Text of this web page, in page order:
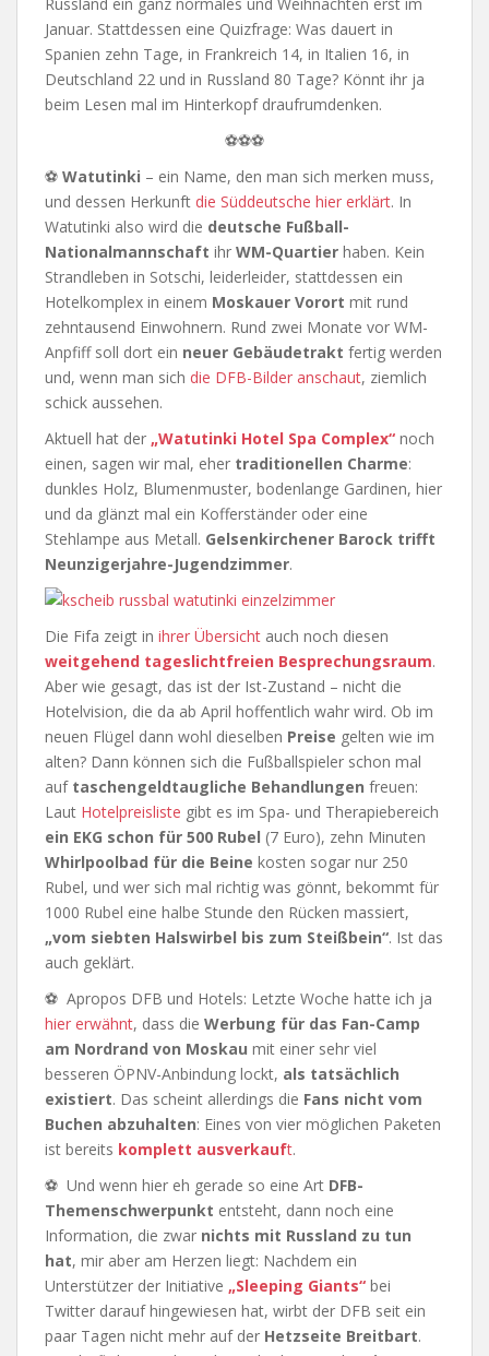
Januar. Stattdessen eine Quizfrage: Was dauert in
Spanien zehn Tage, in Frankreich 14, in Italien 16, in
Deutschland 22 und in Russland 80 Tage? Könnt ihr ja
beim Lesen mal im Hinterkopf draufrumdenken.
⚽⚽⚽
⚽ Watutinki – ein Name, den man sich merken muss,
und dessen Herkunft die Süddeutsche hier erklärt. In
Watutinki also wird die deutsche Fußball-
Nationalmannschaft ihr WM-Quartier haben. Kein
Strandleben in Sotschi, leiderleider, stattdessen ein
Hotelkomplex in einem Moskauer Vorort mit rund
zehntausend Einwohnern. Rund zwei Monate vor WM-
Anpfiff soll dort ein neuer Gebäudetrakt fertig werden
und, wenn man sich die DFB-Bilder anschaut, ziemlich
schick aussehen.
Aktuell hat der „Watutinki Hotel Spa Complex“ noch
einen, sagen wir mal, eher traditionellen Charme:
dunkles Holz, Blumenmuster, bodenlange Gardinen, hier
und da glänzt mal ein Kofferständer oder eine
Stehlampe aus Metall. Gelsenkirchener Barock trifft
Neunzigerjahre-Jugendzimmer.
Die Fifa zeigt in ihrer Übersicht auch noch diesen
weitgehend tageslichtfreien Besprechungsraum.
Aber wie gesagt, das ist der Ist-Zustand – nicht die
Hotelvision, die da ab April hoffentlich wahr wird. Ob im
neuen Flügel dann wohl dieselben Preise gelten wie im
alten? Dann können sich die Fußballspieler schon mal
auf taschengeldtaugliche Behandlungen freuen:
Laut Hotelpreisliste gibt es im Spa- und Therapiebereich
ein EKG schon für 500 Rubel (7 Euro), zehn Minuten
Whirlpoolbad für die Beine kosten sogar nur 250
Rubel, und wer sich mal richtig was gönnt, bekommt für
1000 Rubel eine halbe Stunde den Rücken massiert,
„vom siebten Halswirbel bis zum Steißbein“. Ist das
auch geklärt.
⚽ Apropos DFB und Hotels: Letzte Woche hatte ich ja
hier erwähnt, dass die Werbung für das Fan-Camp
am Nordrand von Moskau mit einer sehr viel
besseren ÖPNV-Anbindung lockt, als tatsächlich
existiert. Das scheint allerdings die Fans nicht vom
Buchen abzuhalten: Eines von vier möglichen Paketen
ist bereits komplett ausverkauft.
⚽ Und wenn hier eh gerade so eine Art DFB-
Themenschwerpunkt entsteht, dann noch eine
Information, die zwar nichts mit Russland zu tun
hat, mir aber am Herzen liegt: Nachdem ein
Unterstützer der Initiative „Sleeping Giants“ bei
Twitter darauf hingewiesen hat, wirbt der DFB seit ein
paar Tagen nicht mehr auf der Hetzseite Breitbart.